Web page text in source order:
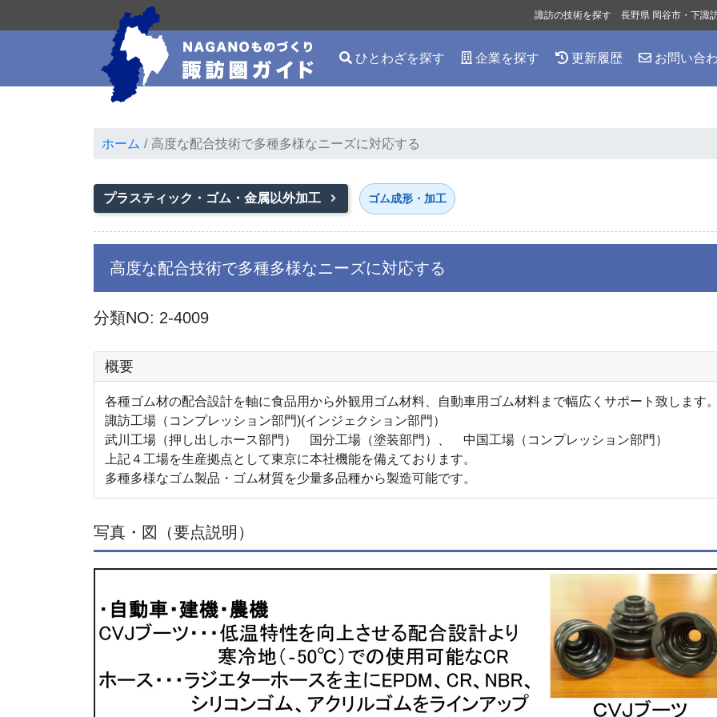
ひとわざを探す 企業を探す 更新履歴 お問い合
諏訪の技術を探す 長野県 岡谷市・下諏
ホーム 高度な配合技術で多種多様なニーズに対応する
プラスティック・ゴム・金属以外加工 ゴム成形・加工
高度な配合技術で多種多様なニーズに対応する
分類NO: 2-4009
概要
各種ゴム材の配合設計を軸に食品用から外観用ゴム材料、自動車用ゴム材料まで幅広くサポート致します
諏訪工場（コンプレッション部門)(インジェクション部門）
武川工場（押し出しホース部門） 国分工場（塗装部門）、 中国工場（コンプレッション部門）
上記４工場を生産拠点として東京に本社機能を備えております。
多種多様なゴム製品・ゴム材質を少量多品種から製造可能です。
写真・図（要点説明）